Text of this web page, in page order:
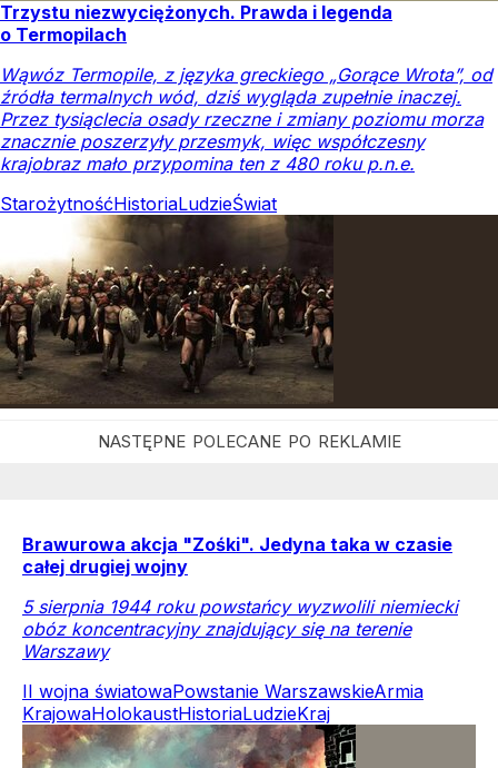
Trzystu niezwyciężonych. Prawda i legenda
o Termopilach
Wąwóz Termopile, z języka greckiego „Gorące Wrota”, od
źródła termalnych wód, dziś wygląda zupełnie inaczej.
Przez tysiąclecia osady rzeczne i zmiany poziomu morza
znacznie poszerzyły przesmyk, więc współczesny
krajobraz mało przypomina ten z 480 roku p.n.e.
StarożytnośćHistoriaLudzieŚwiat
Brawurowa akcja "Zośki". Jedyna taka w czasie
całej drugiej wojny
5 sierpnia 1944 roku powstańcy wyzwolili niemiecki
obóz koncentracyjny znajdujący się na terenie
Warszawy
II wojna światowaPowstanie WarszawskieArmia
KrajowaHolokaustHistoriaLudzieKraj